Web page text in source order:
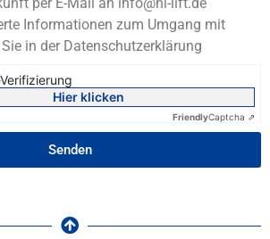
Informationen zum Umgang mit
in der Datenschutzerklärung
Hier klicken
FriendlyCaptcha ⇗
Senden